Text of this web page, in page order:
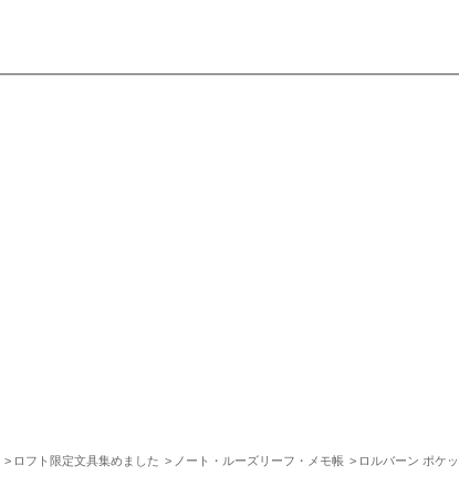
ロフト限定文具集めました ノート・ルーズリーフ・メモ帳 ロルバーン ポケ